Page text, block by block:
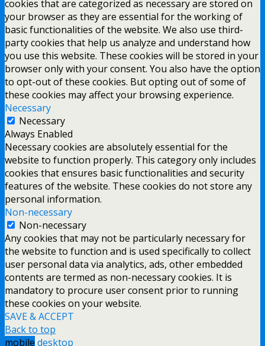
cookies that are categorized as necessary are stored on
your browser as they are essential for the working of
basic functionalities of the website. We also use third-
party cookies that help us analyze and understand how
you use this website. These cookies will be stored in your
browser only with your consent. You also have the option
to opt-out of these cookies. But opting out of some of
these cookies may affect your browsing experience.
Necessary
Necessary
Always Enabled
Necessary cookies are absolutely essential for the
website to function properly. This category only includes
cookies that ensures basic functionalities and security
features of the website. These cookies do not store any
personal information.
Non-necessary
Non-necessary
Any cookies that may not be particularly necessary for
the website to function and is used specifically to collect
user personal data via analytics, ads, other embedded
contents are termed as non-necessary cookies. It is
mandatory to procure user consent prior to running
these cookies on your website.
SAVE & ACCEPT
Back to top
mobile desktop